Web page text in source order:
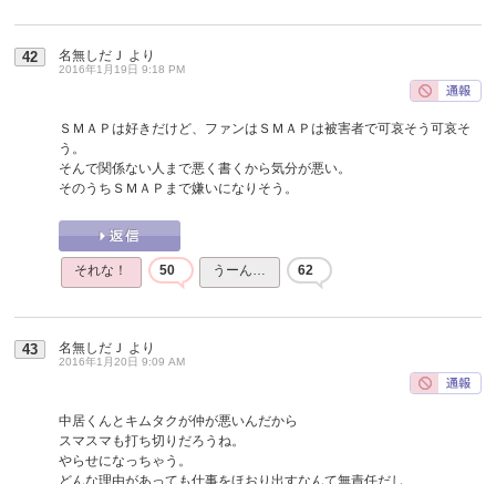
42 名無しだＪ より
2016年1月19日 9:18 PM
ＳＭＡＰは好きだけど、ファンはＳＭＡＰは被害者で可哀そう可哀そ
う。
そんで関係ない人まで悪く書くから気分が悪い。
そのうちＳＭＡＰまで嫌いになりそう。
それな！ 50 うーん… 62
43 名無しだＪ より
2016年1月20日 9:09 AM
中居くんとキムタクが仲が悪いんだから
スマスマも打ち切りだろうね。
やらせになっちゃう。
どんな理由があっても仕事をほおり出すなんて無責任だし